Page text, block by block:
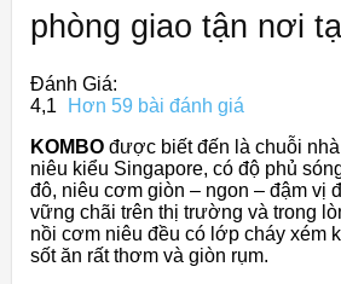
phòng giao tận nơi
Đánh Giá:
4,1
Hơn 59 bài đánh giá
KOMBO được biết đến là chuỗi
niêu kiểu Singapore, có độ phủ
đô, niêu cơm giòn – ngon – đậm vị
vững chãi trên thị trường và trong
nồi cơm niêu đều có lớp cháy xém
sốt ăn rất thơm và giòn rụm.